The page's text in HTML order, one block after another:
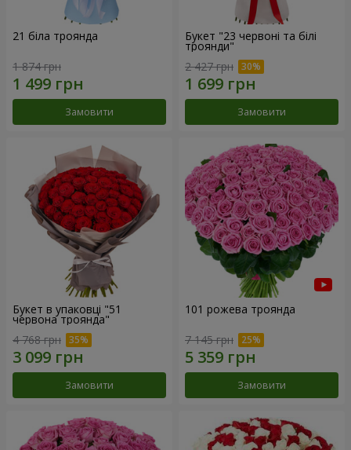
21 біла троянда
1 874 грн
Замовити
Букет "23 червоні та білі
троянди"
2 427 грн
Замовити
Букет в упаковці "51
червона троянда"
4 768 грн
Замовити
101 рожева троянда
7 145 грн
Замовити